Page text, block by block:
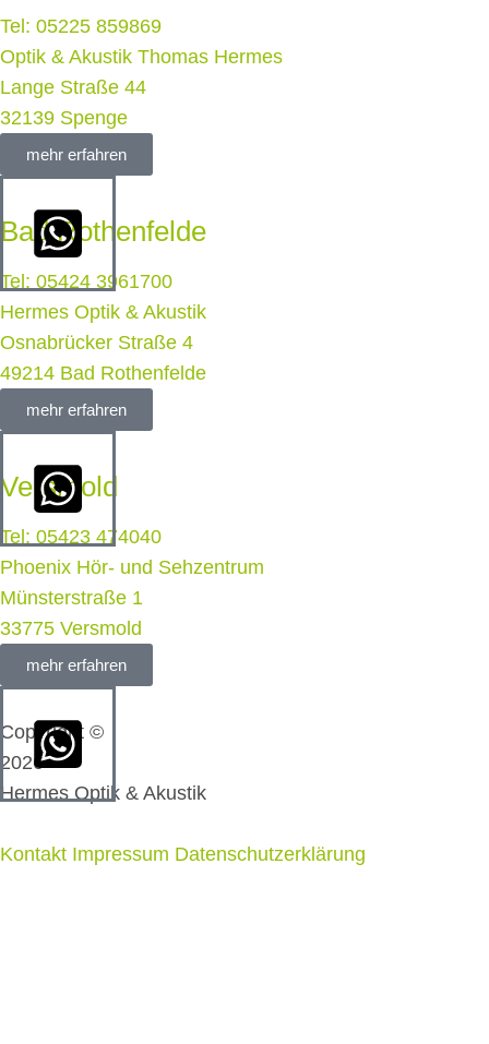
Tel: 05225 859869
Optik & Akustik Thomas Hermes
Lange Straße 44
32139 Spenge
mehr erfahren
Bad Rothenfelde
Tel: 05424 3961700
Hermes Optik & Akustik
Osnabrücker Straße 4
49214 Bad Rothenfelde
mehr erfahren
Versmold
Tel: 05423 474040
Phoenix Hör- und Sehzentrum
Münsterstraße 1
33775 Versmold
mehr erfahren
Copyright ©
2026
Hermes Optik & Akustik
Kontakt Impressum Datenschutzerklärung